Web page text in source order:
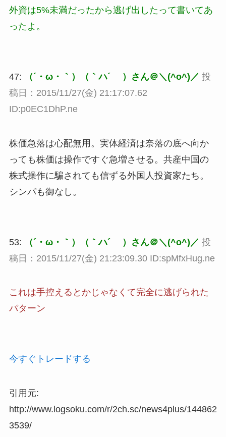
外資は5%未満だったから逃げ出したって書いてあ
ったよ。
47: （´・ω・｀）（｀ハ´ ）さん＠＼(^o^)／ 投
稿日：2015/11/27(金) 21:17:07.62
ID:p0EC1DhP.ne
株価急落は心配無用。実体経済は奈落の底へ向か
っても株価は操作ですぐ急増させる。共産中国の
株式操作に騙されても信ずる外国人投資家たち。
シンパも御なし。
53: （´・ω・｀）（｀ハ´ ）さん＠＼(^o^)／ 投
稿日：2015/11/27(金) 21:23:09.30 ID:spMfxHug.ne
これは手控えるとかじゃなくて完全に逃げられた
パターン
今すぐトレードする
引用元:
http://www.logsoku.com/r/2ch.sc/news4plus/144862
3539/